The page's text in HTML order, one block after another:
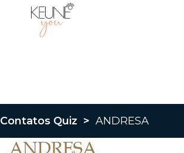
Contatos Quiz > ANDRESA
ANDRESA